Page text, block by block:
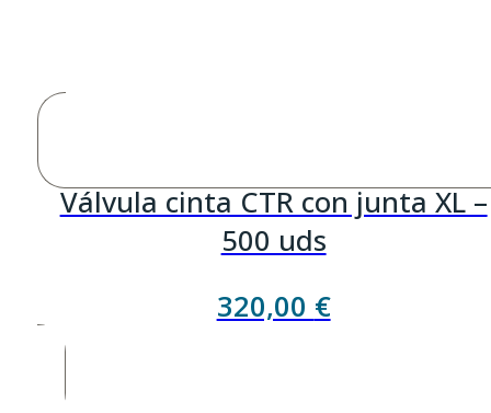
Válvula cinta CTR con junta XL –
500 uds
320,00 €